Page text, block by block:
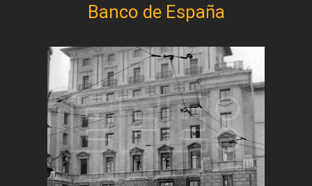
Banco de España